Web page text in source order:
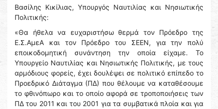
Βασίλης Κικίλιας, Υπουργός Ναυτιλίας και Νησιωτικής
Πολιτικής:
«Θα ήθελα να ευχαριστήσω θερμά τον Πρόεδρο της
Ε.Σ.ΑμεΑ και τον Πρόεδρο του ΣΕΕΝ, για την πολύ
εποικοδομητική συνάντηση την οποία είχαμε. Το
Υπουργείο Ναυτιλίας και Νησιωτικής Πολιτικής, με τους
αρμόδιους φορείς, έχει δουλέψει σε πολιτικό επίπεδο το
Προεδρικό Διάταγμα (ΠΔ) που θέλουμε να καταθέσουμε
το φθινόπωρο και το οποίο αφορά σε τροποποιήσεις των
ΠΔ του 2011 και του 2001 για τα συμβατικά πλοία και για